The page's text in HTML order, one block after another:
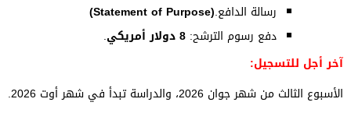
رسالة الدافع (Statement of Purpose).
دفع رسوم الترشح: 8 دولار أمريكي
.
آخر أجل للتسجيل:
الأسبوع الثالث من شهر جوان 2026، والدراسة تبدأ في شهر أوت 2026.